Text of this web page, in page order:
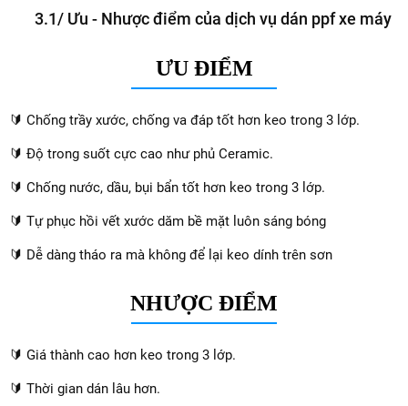
3.1/ Ưu - Nhược điểm của dịch vụ dán ppf xe máy
ƯU ĐIỂM
🔰 Chống trầy xước, chống va đáp tốt hơn keo trong 3 lớp.
🔰 Độ trong suốt cực cao như phủ Ceramic.
🔰 Chống nước, dầu, bụi bẩn tốt hơn keo trong 3 lớp.
🔰 Tự phục hồi vết xước dăm bề mặt luôn sáng bóng
🔰 Dễ dàng tháo ra mà không để lại keo dính trên sơn
NHƯỢC ĐIỂM
🔰 Giá thành cao hơn keo trong 3 lớp.
🔰 Thời gian dán lâu hơn.